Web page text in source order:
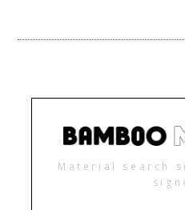
Material search